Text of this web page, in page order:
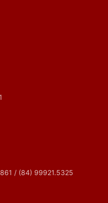
/ (84) 99921.5325